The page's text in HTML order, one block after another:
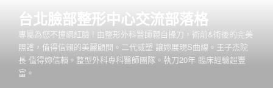
台北臉部整形中心交流部落格
專屬為您不撞網紅臉 ! 由整形外科醫師親自操刀，術前&術後的完美
照護，值得信賴的美麗顧問。二代威塑 讓妳展現S曲線。王子杰院
長 值得妳信賴。整型外科專科醫師團隊。執刀20年 臨床經驗超豐
富。